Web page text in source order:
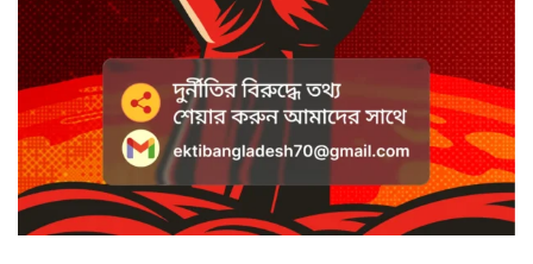
হাসানের ৪ উইকেটের দিনে ধুঁকছে
বাংলাদেশ